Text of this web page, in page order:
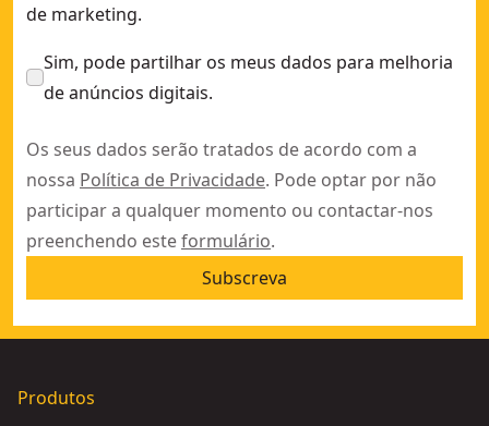
de marketing.
Sim, pode partilhar os meus dados para melhoria
de anúncios digitais.
Os seus dados serão tratados de acordo com a
nossa Política de Privacidade. Pode optar por não
participar a qualquer momento ou contactar-nos
preenchendo esteformulário.
Subscreva
Produtos